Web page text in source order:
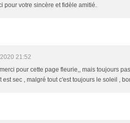
pour votre sincère et fidèle amitié.
21:52
pour cette page fleurie,, mais toujours
est sec , malgré tout c'est toujours le soleil ,